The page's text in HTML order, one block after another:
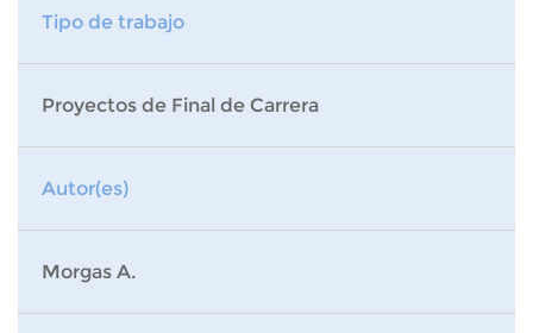
Tipo de trabajo
Proyectos de Final de Carrera
Autor(es)
Morgas A.